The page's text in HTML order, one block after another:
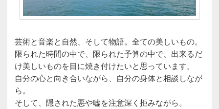
芸術と音楽と自然、そして物語。全ての美しいもの。
限られた時間の中で、限られた予算の中で、出来るだ
け美しいものを目に焼き付けたいと思っています。
自分の心と向き合いながら、自分の身体と相談しなが
ら。
そして、隠された悪や嘘を注意深く拒みながら。